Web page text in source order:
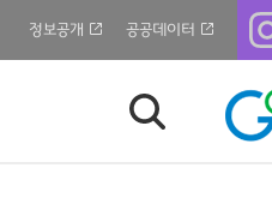
정보공개 공공데이터